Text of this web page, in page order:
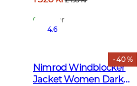
På lager
- 40 %
4.6
Nimrod Windblocker
Jacket Women Dark